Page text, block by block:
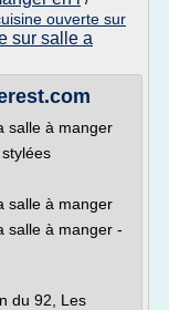
ouverte sur
sur salle a
salle à manger
salle à manger
salle à manger -
du 92, Les